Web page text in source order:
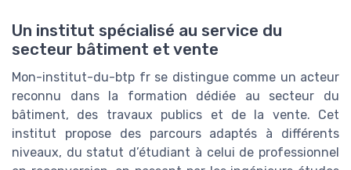
Un institut spécialisé au service du
secteur bâtiment et vente
Mon-institut-du-btp fr se distingue comme un acteur
reconnu dans la formation dédiée au secteur du
bâtiment, des travaux publics et de la vente. Cet
institut propose des parcours adaptés à différents
niveaux, du statut d’étudiant à celui de professionnel